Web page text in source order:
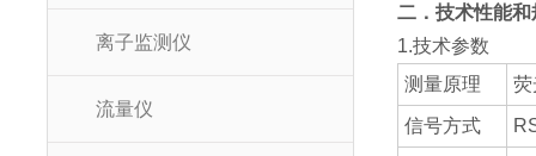
离子监测仪
流量仪
二．技术性能和
1.技术参数
测量原理
信号方式